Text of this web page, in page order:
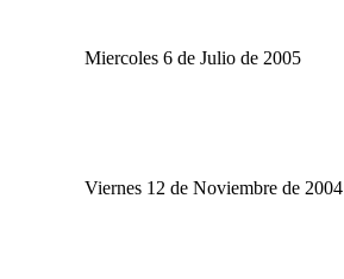
Miercoles 6 de Julio de 2005
Viernes 12 de Noviembre de 2004